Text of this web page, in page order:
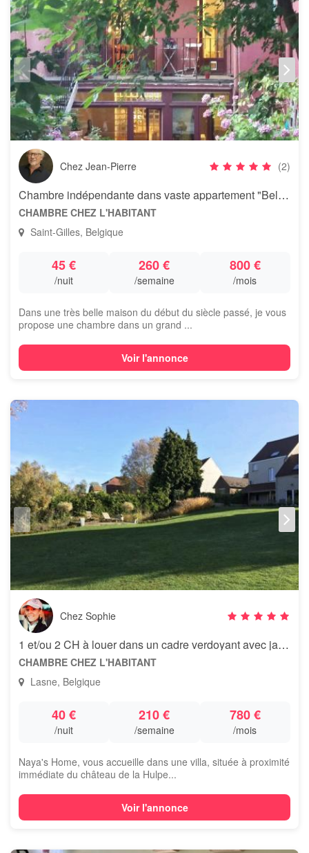
Chez Jean-Pierre (2)
Chambre indépendante dans vaste appartement "Belle Epoque" avec jardin
CHAMBRE CHEZ L'HABITANT
Saint-Gilles, Belgique
45 €
/nuit
260 €
/semaine
800 €
/mois
Dans une très belle maison du début du siècle passé, je vous
propose une chambre dans un grand ...
Voir l'annonce
Chez Sophie
1 et/ou 2 CH à louer dans un cadre verdoyant avec jacuzzi
CHAMBRE CHEZ L'HABITANT
Lasne, Belgique
40 €
/nuit
210 €
/semaine
780 €
/mois
Naya's Home, vous accueille dans une villa, située à proximité
immédiate du château de la Hulpe...
Voir l'annonce